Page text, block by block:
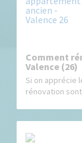
Comment
Valence (26)
Si on apprécie
rénovation